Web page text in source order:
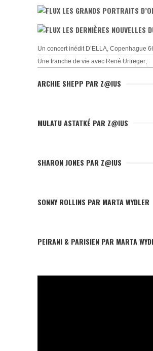
LES GRANDS PORTRAITS
LES DERNIÈRES NOUVELLES
Un concert inédit D’ELLA, Copenhague
Une tranche de vie avec René Urtreger;
ARCHIE SHEPP PAR Z@IUS
MULATU ASTATKÉ PAR Z@IUS
SHARON JONES PAR Z@IUS
SONNY ROLLINS PAR MARTA WYDLER
PEIRANI & PARISIEN PAR MARTA